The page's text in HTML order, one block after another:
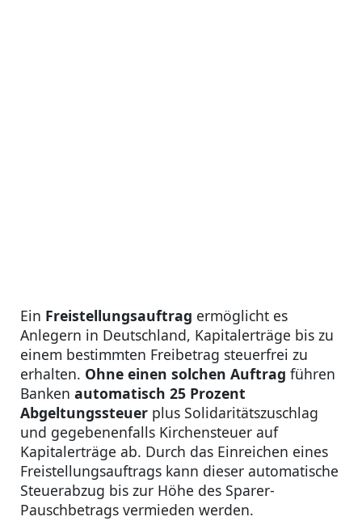
Ein Freistellungsauftrag ermöglicht es
Anlegern in Deutschland, Kapitalerträge bis zu
einem bestimmten Freibetrag steuerfrei zu
erhalten. Ohne einen solchen Auftrag führen
Banken automatisch 25 Prozent
Abgeltungssteuer plus Solidaritätszuschlag
und gegebenenfalls Kirchensteuer auf
Kapitalerträge ab. Durch das Einreichen eines
Freistellungsauftrags kann dieser automatische
Steuerabzug bis zur Höhe des Sparer-
Pauschbetrags vermieden werden.